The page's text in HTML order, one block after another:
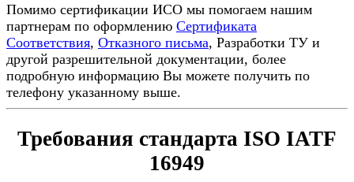
Помимо сертификации ИСО мы помогаем нашим
партнерам по оформлению Сертификата
Соответствия, Отказного письма, Разработки ТУ и
другой разрешительной документации, более
подробную информацию Вы можете получить по
телефону указанному выше.
Требования стандарта ISO IATF
16949